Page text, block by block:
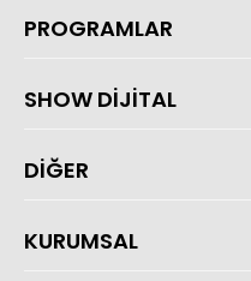
PROGRAMLAR
SHOW DİJİTAL
DİĞER
KURUMSAL